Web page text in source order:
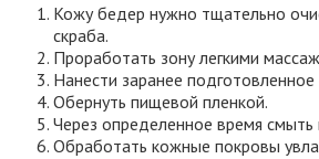
Кожу бедер нужно тщательно
скраба.
Проработать зону легкими
Нанести заранее подготовленное
Обернуть пищевой пленкой.
Через определенное время смыть
Обработать кожные покровы